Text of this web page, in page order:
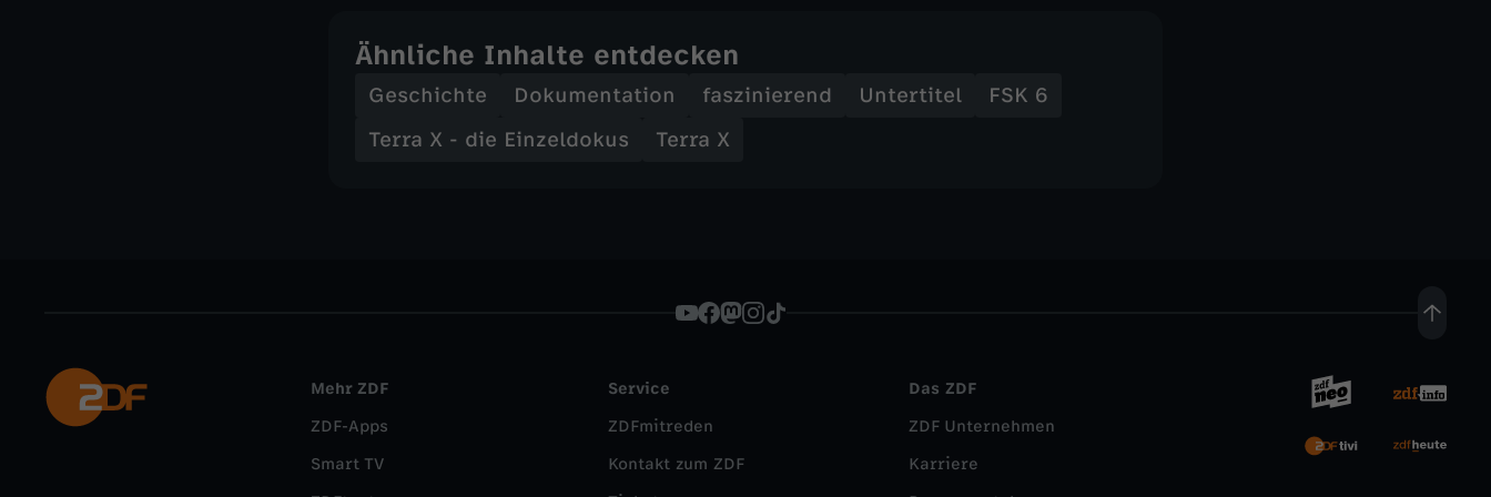
Ähnliche Inhalte entdecken
Geschichte Dokumentation faszinierend Untertitel
FSK 6
Terra X - die Einzeldokus
Terra X
Mehr ZDF
ZDF-Apps
Smart TV
Service
ZDFmitreden
Kontakt zum ZDF
Das ZDF
ZDF Unternehmen
Karriere